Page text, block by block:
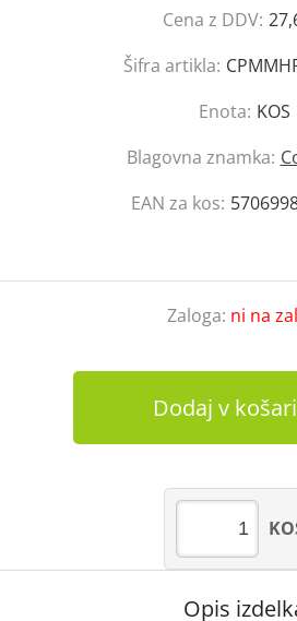
Cena z DDV:
Šifra artikla:
Enota: KOS
Blagovna znamka:
EAN za kos:
Zaloga: ni na
Dodaj v
Opis